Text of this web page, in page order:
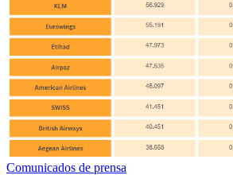
Comunicados de prensa